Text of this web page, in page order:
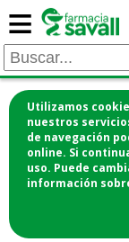
Utilizamos
nuestros
de navegación
online. Si
uso. Puede
información
≡
¡COMPRA
o si lo